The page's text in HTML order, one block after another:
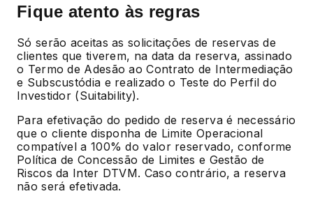
Fique atento às regras
Só serão aceitas as solicitações de reservas de
clientes que tiverem, na data da reserva, assinado
o Termo de Adesão ao Contrato de Intermediação
e Subscustódia e realizado o Teste do Perfil do
Investidor (Suitability).
Para efetivação do pedido de reserva é necessário
que o cliente disponha de Limite Operacional
compatível a 100% do valor reservado, conforme
Política de Concessão de Limites e Gestão de
Riscos da Inter DTVM. Caso contrário, a reserva
não será efetivada.